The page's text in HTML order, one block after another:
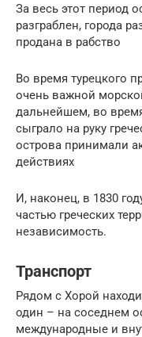
За весь этот период
разграблен, города
продана в рабство
Во время турецкого
очень важной
дальнейшем, во
сыграло на руку
острова принимали
действиях
И, наконец, в 1830
частью греческих
независимость.
Транспорт
Рядом с Хорой
один – на соседнем
международные и